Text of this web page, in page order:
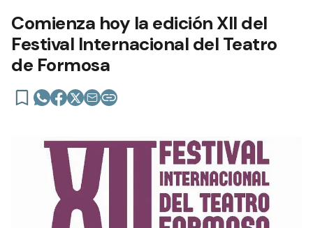
Comienza hoy la edición XII del
Festival Internacional del Teatro
de Formosa